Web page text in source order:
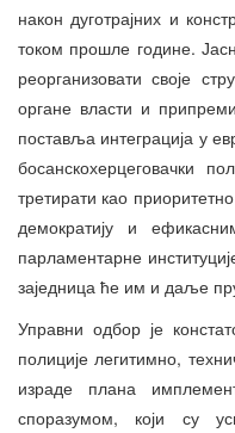
након дуготрајних и
током прошле године.
реорганизовати своје
органе власти и
поставља интеграција у
босанскохерцеговачки
третирати као
демократију и
парламентарне
заједница ће им и даље
Управни одбор је
полиције легитимно,
израде плана
споразумом, који су